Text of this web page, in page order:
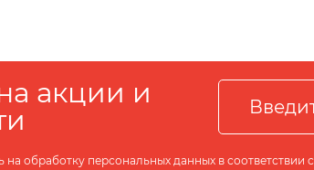
акции и
обработку персональных данных в соответствии с